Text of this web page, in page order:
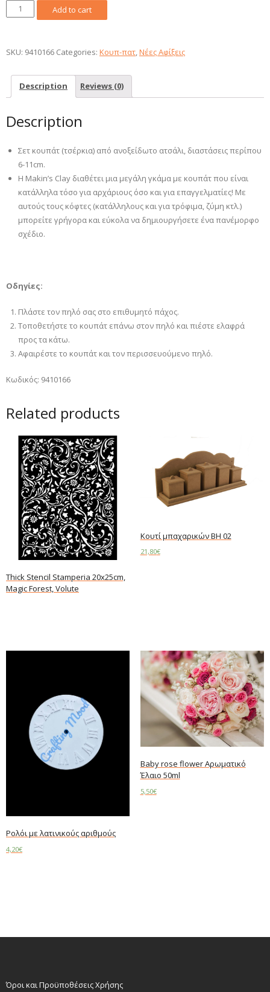
Κουπάτ
Σετ
6-
Τετράγωνο
Add to cart
SKU: 9410166 Categories: Κουπ-πατ,Νέες Αφίξεις
Description Reviews (0)
Description
Σετ κουπάτ (τσέρκια) από ανοξείδωτο ατσάλι, διαστάσεις περίπου
6-11cm.
Η Makin’s Clay διαθέτει μια μεγάλη γκάμα με κουπάτ που είναι
κατάλληλα τόσο για αρχάριους όσο και για επαγγελματίες! Με
αυτούς τους κόφτες (κατάλληλους και για τρόφιμα, ζύμη κτλ.)
μπορείτε γρήγορα και εύκολα να δημιουργήσετε ένα πανέμορφο
σχέδιο.
Οδηγίες:
Πλάστε τον πηλό σας στο επιθυμητό πάχος.
Τοποθετήστε το κουπάτ επάνω στον πηλό και πιέστε ελαφρά
προς τα κάτω.
Αφαιρέστε το κουπάτ και τον περισσευούμενο πηλό.
Κωδικός: 9410166
Related products
Thick Stencil Stamperia 20x25cm,
Magic Forest, Volute
Kουτί μπαχαρικών BH 02
21,80€
Ρολόι με λατινικούς αριθμούς
4,20€
Baby rose flower Αρωματικό
Έλαιο 50ml
5,50€
Όροι και Προϋποθέσεις Χρήσης